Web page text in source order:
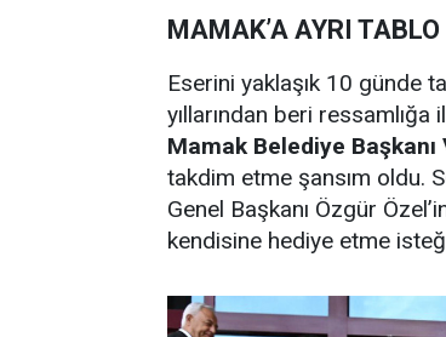
MAMAK’A AYRI TABLO
Eserini yaklaşık 10 günde
yıllarından beri
Mamak Belediye
takdim etme şansım oldu.
Genel Başkanı Özgür
kendisine hediye etme